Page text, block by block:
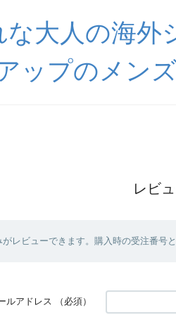
大人の海外
ップのメン
レビ
レビューできます。購入時の受注番号
ルアドレス （必須）